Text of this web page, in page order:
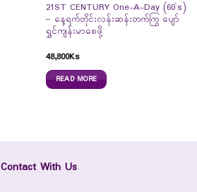
21ST CENTURY One-A-Day (60`s)
– နေ့ရက်တိုင်းလန်းဆန်းတက်ကြွ ပျော်
ရွှင်ကျန်းမာစေဖို့
48,800Ks
READ MORE
Contact With Us